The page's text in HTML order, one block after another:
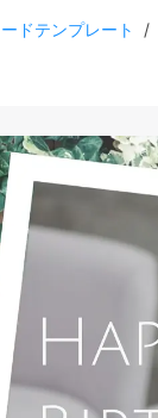
ドテンプレート /